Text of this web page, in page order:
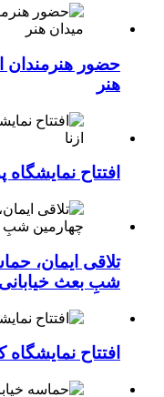
حضور هنرمندان
هنر
افتتاح
تلاقی ایمان،
شبِ بعث خیابانی
افتتاح نمایشگاه